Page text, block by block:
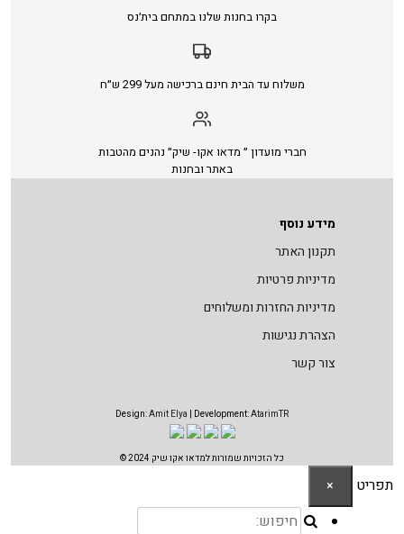
בקרו בחנות שלנו במתחם בית׳נס
משלוח עד הבית חינם ברכישה מעל 299 ש״ח
חברי מועדון ״ מדאו אקו- שיק״ נהנים מהטבות
באתר ובחנות
מידע נוסף
תקנון האתר
מדיניות פרטיות
מדיניות החזרות ומשלוחים
הצהרת נגישות
צור קשר
Design:Amit Elya | Development:AtarimTR
כל הזכויות שמורות למדאו אקו שיק 2024 ©
תפריט ×